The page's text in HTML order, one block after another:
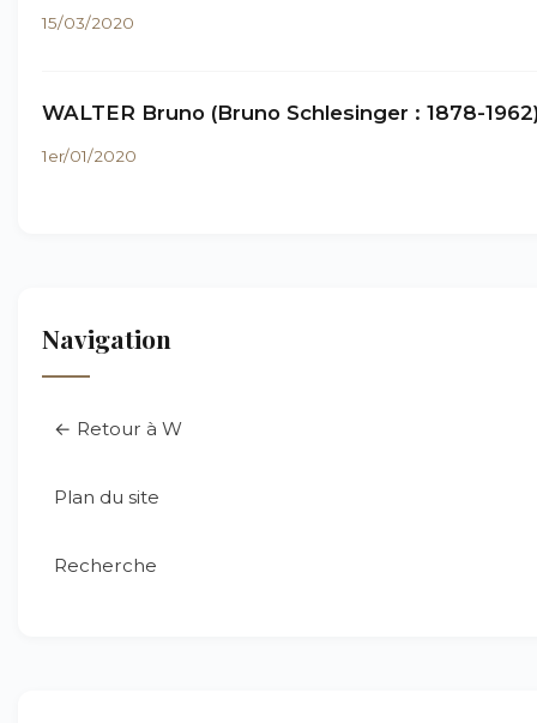
15/03/2020
WALTER Bruno (Bruno Schlesinger : 1878-
1er/01/2020
Navigation
← Retour à W
Plan du site
Recherche